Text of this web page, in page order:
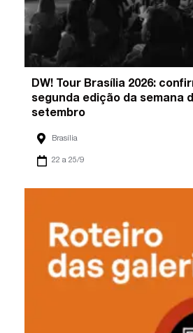
DW! Tour Brasília 2026:
segunda edição da semana
setembro
Brasília
22 a 25/9